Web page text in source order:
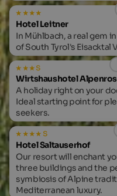
Hotel Leitner
In Mühlbach, a real gem
of South Tyrol's Eisacktal
s
Wirtshaushotel
A holiday right on your
Ideal starting point for
seekers.
s
Hotel Saltauserhof
Our resort will enchant
three buildings and the
symbiosis of Alpine
Mediterranean luxury.